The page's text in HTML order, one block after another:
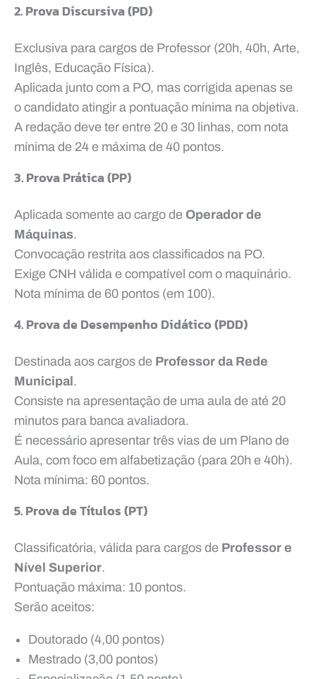
2. Prova Discursiva (PD)
Exclusiva para cargos de Professor (20h, 40h, Arte,
Inglês, Educação Física).
Aplicada junto com a PO, mas corrigida apenas se
o candidato atingir a pontuação mínima na objetiva.
A redação deve ter entre 20 e 30 linhas, com nota
mínima de 24 e máxima de 40 pontos.
3. Prova Prática (PP)
Aplicada somente ao cargo de Operador de
Máquinas.
Convocação restrita aos classificados na PO.
Exige CNH válida e compatível com o maquinário.
Nota mínima de 60 pontos (em 100).
4. Prova de Desempenho Didático (PDD)
Destinada aos cargos de Professor da Rede
Municipal.
Consiste na apresentação de uma aula de até 20
minutos para banca avaliadora.
É necessário apresentar três vias de um Plano de
Aula, com foco em alfabetização (para 20h e 40h).
Nota mínima: 60 pontos.
5. Prova de Títulos (PT)
Classificatória, válida para cargos de Professor e
Nível Superior.
Pontuação máxima: 10 pontos.
Serão aceitos:
Doutorado (4,00 pontos)
Mestrado (3,00 pontos)